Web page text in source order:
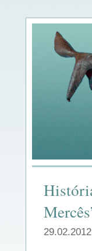
29.02.2012